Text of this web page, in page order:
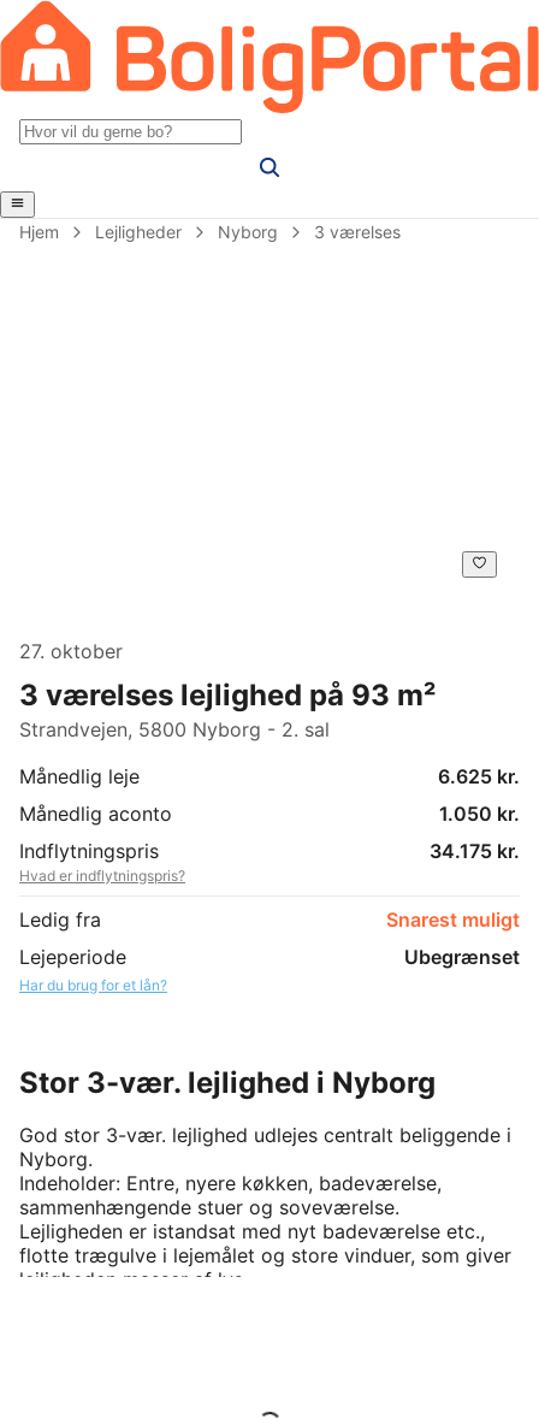
Hjem Lejligheder Nyborg 3 værelses
27. oktober
3 værelses lejlighed på 93 m²
Strandvejen, 5800 Nyborg - 2. sal
Månedlig leje
6.625 kr.
Månedlig aconto
1.050 kr.
Indflytningspris
34.175 kr.
Hvad er indflytningspris?
Ledig fra
Snarest muligt
Lejeperiode
Ubegrænset
Har du brug for et lån?
Stor 3-vær. lejlighed i Nyborg
God stor 3-vær. lejlighed udlejes centralt beliggende i
Nyborg.
Indeholder: Entre, nyere køkken, badeværelse,
sammenhængende stuer og soveværelse.
Lejligheden er istandsat med nyt badeværelse etc.,
flotte trægulve i lejemålet og store vinduer, som giver